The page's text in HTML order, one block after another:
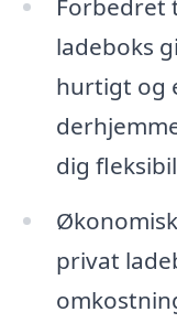
Forbedret
ladeboks
hurtigt og
dig
privat